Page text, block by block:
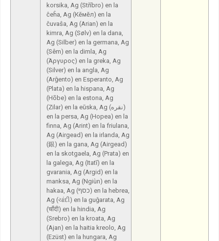
korsika, Ag (Stříbro) en la
ĉeĥa, Ag (Кĕмĕл) en la
ĉuvaŝa, Ag (Arian) en la
kimra, Ag (Sølv) en la dana,
Ag (Silber) en la germana, Ag
(Sêm) en la dimla, Ag
(Άργυρος) en la greka, Ag
(Silver) en la angla, Ag
(Arĝento) en Esperanto, Ag
(Plata) en la hispana, Ag
(Hõbe) en la estona, Ag
(Zilar) en la eŭska, Ag (نقره)
en la persa, Ag (Hopea) en la
finna, Ag (Arint) en la friulana,
Ag (Airgead) en la irlanda, Ag
(銀) en la gana, Ag (Airgead)
en la skotgaela, Ag (Prata) en
la galega, Ag (Itatĩ) en la
gvarania, Ag (Argid) en la
manksa, Ag (Ngiùn) en la
hakaa, Ag (כסף) en la hebrea,
Ag (ચાંદી) en la guĝarata, Ag
(चाँदी) en la hindia, Ag
(Srebro) en la kroata, Ag
(Ajan) en la haitia kreolo, Ag
(Ezüst) en la hungara, Ag